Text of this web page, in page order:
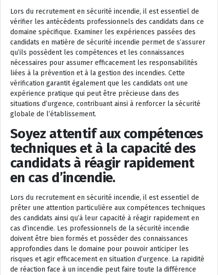
Lors du recrutement en sécurité incendie, il est essentiel de
vérifier les antécédents professionnels des candidats dans ce
domaine spécifique. Examiner les expériences passées des
candidats en matière de sécurité incendie permet de s’assurer
qu’ils possèdent les compétences et les connaissances
nécessaires pour assumer efficacement les responsabilités
liées à la prévention et à la gestion des incendies. Cette
vérification garantit également que les candidats ont une
expérience pratique qui peut être précieuse dans des
situations d’urgence, contribuant ainsi à renforcer la sécurité
globale de l’établissement.
Soyez attentif aux compétences
techniques et à la capacité des
candidats à réagir rapidement
en cas d’incendie.
Lors du recrutement en sécurité incendie, il est essentiel de
prêter une attention particulière aux compétences techniques
des candidats ainsi qu’à leur capacité à réagir rapidement en
cas d’incendie. Les professionnels de la sécurité incendie
doivent être bien formés et posséder des connaissances
approfondies dans le domaine pour pouvoir anticiper les
risques et agir efficacement en situation d’urgence. La rapidité
de réaction face à un incendie peut faire toute la différence